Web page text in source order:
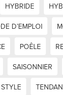
HYBRIDE
D’EMPLOI
POÊLE
SAISONNIER
STYLE